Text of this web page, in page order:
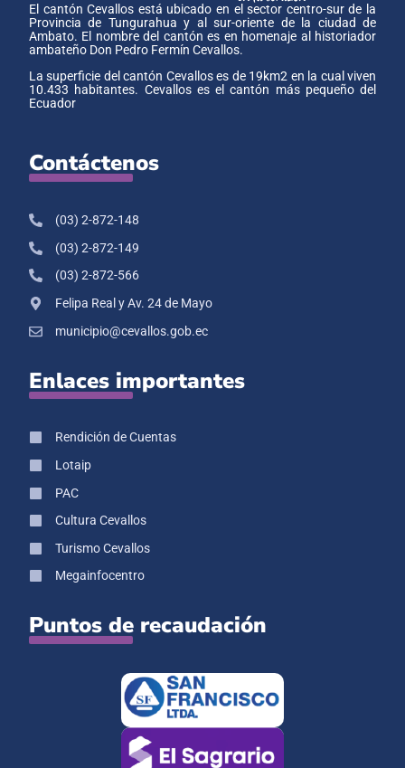
El cantón Cevallos está ubicado en el sector centro-sur de la
Provincia de Tungurahua y al sur-oriente de la ciudad de
Ambato. El nombre del cantón es en homenaje al historiador
ambateño Don Pedro Fermín Cevallos.
La superficie del cantón Cevallos es de 19km2 en la cual viven
10.433 habitantes. Cevallos es el cantón más pequeño del
Ecuador
Contáctenos
(03) 2-872-148
(03) 2-872-149
(03) 2-872-566
Felipa Real y Av. 24 de Mayo
municipio@cevallos.gob.ec
Enlaces importantes
Rendición de Cuentas
Lotaip
PAC
Cultura Cevallos
Turismo Cevallos
Megainfocentro
Puntos de recaudación